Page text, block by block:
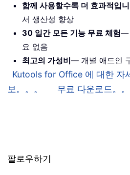
함께 사용할수록 더 효과적입
서 생산성 향상
30 일간 모든 기능 무료 체험—
요 없음
최고의 가성비— 개별 애드인
Kutools for Office 에 대한 자
보。。。
무료 다운로드。。
팔로우하기